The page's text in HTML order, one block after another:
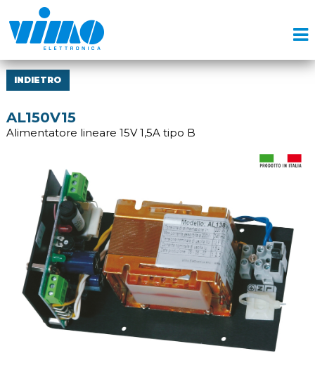
INDIETRO
AL150V15
Alimentatore lineare 15V 1,5A tipo B